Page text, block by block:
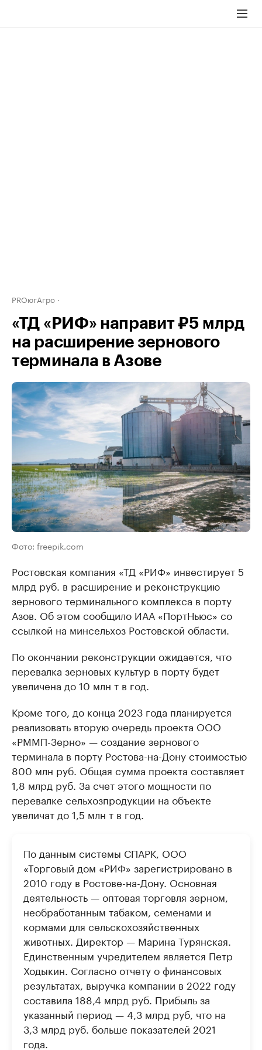
PROюгАгро
«ТД «РИФ» направит ₽5 млрд
на расширение зернового
терминала в Азове
Фото: freepik.com
Ростовская компания «ТД «РИФ» инвестирует 5
млрд руб. в расширение и реконструкцию
зернового терминального комплекса в порту
Азов. Об этом сообщило ИАА «ПортНьюс» со
ссылкой на минсельхоз Ростовской области.
По окончании реконструкции ожидается, что
перевалка зерновых культур в порту будет
увеличена до 10 млн т в год.
Кроме того, до конца 2023 года планируется
реализовать вторую очередь проекта ООО
«РММП-Зерно» — создание зернового
терминала в порту Ростова-на-Дону стоимостью
800 млн руб. Общая сумма проекта составляет
1,8 млрд руб. За счет этого мощности по
перевалке сельхозпродукции на объекте
увеличат до 1,5 млн т в год.
По данным системы СПАРК, ООО
«Торговый дом «РИФ» зарегистрировано в
2010 году в Ростове-на-Дону. Основная
деятельность — оптовая торговля зерном,
необработанным табаком, семенами и
кормами для сельскохозяйственных
животных. Директор — Марина Турянская.
Единственным учредителем является Петр
Ходыкин. Согласно отчету о финансовых
результатах, выручка компании в 2022 году
составила 188,4 млрд руб. Прибыль за
указанный период — 4,3 млрд руб, что на
3,3 млрд руб. больше показателей 2021
года.